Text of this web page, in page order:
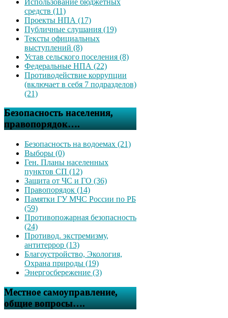
средств (11)
Проекты НПА (17)
Публичные слушания (19)
Тексты официальных
выступлений (8)
Устав сельского поселения (8)
Федеральные НПА (22)
Противодействие коррупции
(включает в себя 7 подразделов)
(21)
Безопасность населения,
правопорядок….
Безопасность на водоемах (21)
Выборы (0)
Ген. Планы населенных
пунктов СП (12)
Защита от ЧС и ГО (36)
Правопорядок (14)
Памятки ГУ МЧС России по РБ
(59)
Противопожарная безопасность
(24)
Противод. экстремизму,
антитеррор (13)
Благоустройство, Экология,
Охрана природы (19)
Энергосбережение (3)
Местное самоуправление,
общие вопросы….